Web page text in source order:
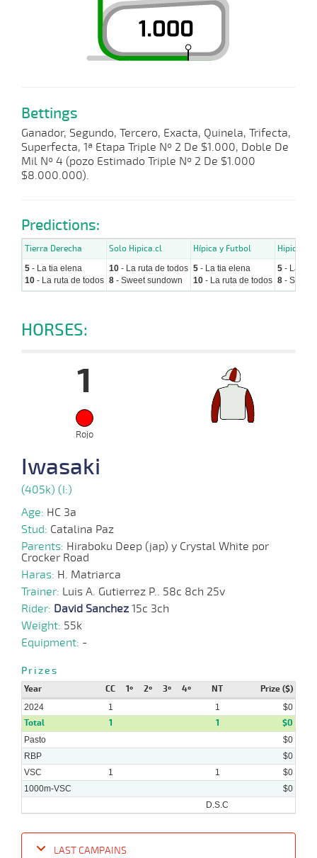
Bettings
Ganador, Segundo, Tercero, Exacta, Quinela, Trifecta,
Superfecta, 1ª Etapa Triple Nº 2 De $1.000, Doble De
Mil Nº 4 (pozo Estimado Triple Nº 2 De $1.000
$8.000.000).
Predictions:
Tierra Derecha Solo Hipica.cl Hípica y Futbol Hipicos.cl
5 - La tia elena
10 - La ruta de todos
10 - La ruta de todos
8 - Sweet sundown
5 - La tia elena
10 - La ruta de todos
5 - La tia
8 - Sweet
HORSES:
1
Rojo
Iwasaki
(405k) (I:)
Age: HC 3a
Stud: Catalina Paz
Parents: Hiraboku Deep (jap) y Crystal White por
Crocker Road
Haras: H. Matriarca
Trainer: Luis A. Gutierrez P.. 58c 8ch 25v
Rider: David Sanchez 15c 3ch
Weight: 55k
Equipment: -
Prizes
Year CC 1º 2º 3º 4º NT Prize ($)
2024 1 1 $0
Total 1 1 $0
Pasto
$0
RBP
$0
VSC
1 1
$0
1000m-VSC
$0
D.S.C
LAST CAMPAINS